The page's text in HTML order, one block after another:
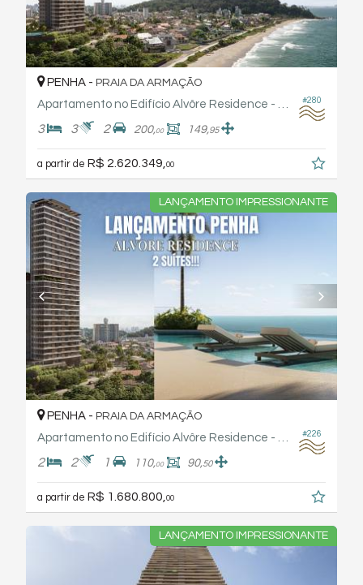
#280
PENHA - PRAIA DA ARMAÇÃO
3 3 2 200,00 149,95
a partir de R$ 2.620.349, 00
LANÇAMENTO IMPRESSIONANTE
#226
PENHA - PRAIA DA ARMAÇÃO
2 2 1 110,00 90,50
a partir de R$ 1.680.800, 00
LANÇAMENTO IMPRESSIONANTE